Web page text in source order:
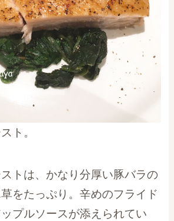
ト。
トは、かなり分厚い豚バラの
をたっぷり。辛めのフライド
プルソースが添えられてい